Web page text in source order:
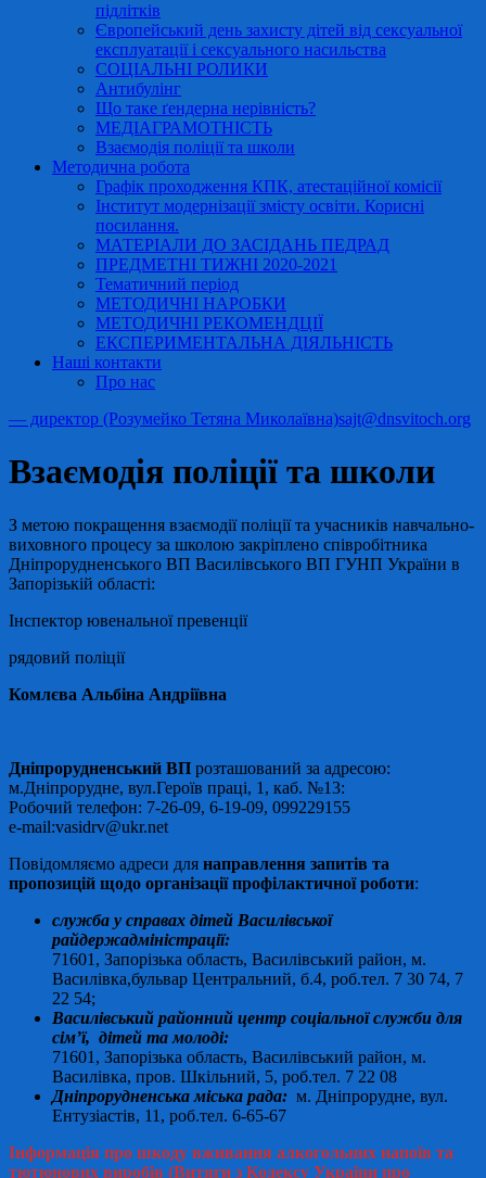
підлітків
Європейський день захисту дітей від сексуальної
експлуатації і сексуального насильства
СОЦІАЛЬНІ РОЛИКИ
Антибулінг
Що таке ґендерна нерівність?
МЕДІАГРАМОТНІСТЬ
Взаємодія поліції та школи
Методична робота
Графік проходження КПК, атестаційної комісії
Інститут модернізації змісту освіти. Корисні
посилання.
МАТЕРІАЛИ ДО ЗАСІДАНЬ ПЕДРАД
ПРЕДМЕТНІ ТИЖНІ 2020-2021
Тематичний період
МЕТОДИЧНІ НАРОБКИ
МЕТОДИЧНІ РЕКОМЕНДЦІЇ
ЕКСПЕРИМЕНТАЛЬНА ДІЯЛЬНІСТЬ
Наші контакти
Про нас
— директор (Розумейко Тетяна Миколаївна)sajt@dnsvitoch.org
Взаємодія поліції та школи
З метою покращення взаємодії поліції та учасників навчально-
виховного процесу за школою закріплено співробітника
Дніпрорудненського ВП Василівського ВП ГУНП України в
Запорізькій області:
Інспектор ювенальної превенції
рядовий поліції
Комлєва Альбіна Андріївна
Дніпрорудненський ВП розташований за адресою:
м.Дніпрорудне, вул.Героїв праці, 1, каб. №13:
Робочий телефон: 7-26-09, 6-19-09, 099229155
е-mail:vasidrv@ukr.net
Повідомляємо адреси для направлення запитів та
пропозицій щодо організації профілактичної роботи:
служба у справах дітей Василівської
райдержадміністрації:
71601, Запорізька область, Василівський район, м.
Василівка,бульвар Центральний, б.4, роб.тел. 7 30 74, 7
22 54;
Василівський районний центр соціальної служби для
сім’ї, дітей та молоді:
71601, Запорізька область, Василівський район, м.
Василівка, пров. Шкільний, 5, роб.тел. 7 22 08
Дніпрорудненська міська рада: м. Дніпрорудне, вул.
Ентузіастів, 11, роб.тел. 6-65-67
Інформація про шкоду вживання алкогольних напоїв та
тютюнових виробів (Витяги з Кодексу України про